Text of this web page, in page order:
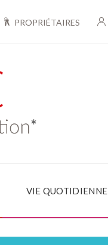
PROPRIÉTAIRES
VIE QUOTIDIENNE